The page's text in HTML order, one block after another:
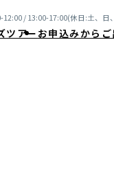
12:00 / 13:00-17:00(休日:土、日
ツアーお申込みから